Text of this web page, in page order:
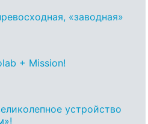
«заводная»
+ Mission!
устройство